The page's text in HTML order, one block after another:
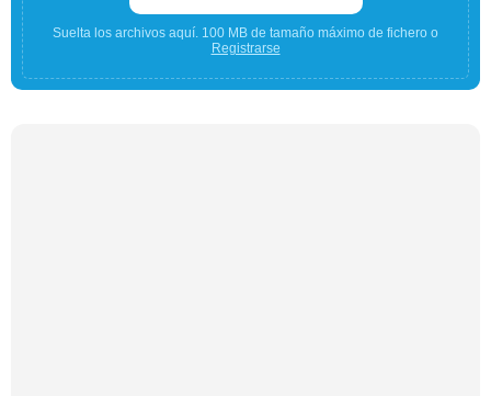
Suelta los archivos aquí. 100 MB de tamaño máximo de fichero o
Registrarse